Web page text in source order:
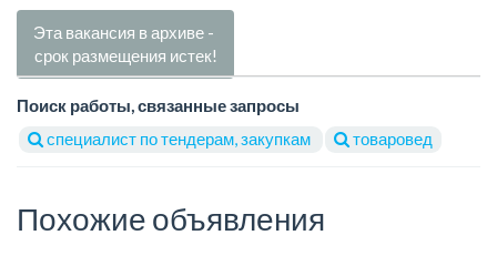
Эта вакансия в архиве -
срок размещения истек!
Поиск работы, связанные запросы
специалист по тендерам, закупкам
товаровед
Похожие объявления